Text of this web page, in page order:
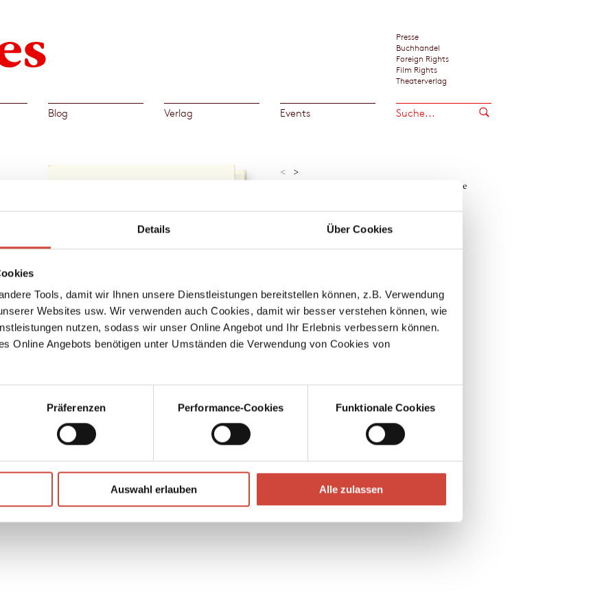
Details Über Cookies
Tools, damit wir Ihnen unsere Dienstleistungen bereitstellen können, z.B. Verwendung
Websites usw. Wir verwenden auch Cookies, damit wir besser verstehen können, wie
nutzen, sodass wir unser Online Angebot und Ihr Erlebnis verbessern können.
Online Angebots benötigen unter Umständen die Verwendung von Cookies von
Präferenzen Performance-Cookies Funktionale Cookies
Auswahl erlauben Alle zulassen
Presse
Buchhandel
Foreign Rights
Film Rights
Theaterverlag
Blog Verlag Events
Download Bilddatei
< >
»›Die Zeit der Zikaden‹ ist eine inspirierende
Wolfgang Meyer / WDR 5